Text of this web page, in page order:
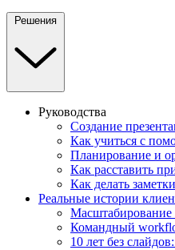
Решения
Руководства
Создание
Как учиться с
Планирование и
Как расставить
Как делать
Реальные истории
Масштабирование
Командный
10 лет без